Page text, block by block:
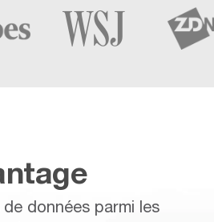
données parmi les